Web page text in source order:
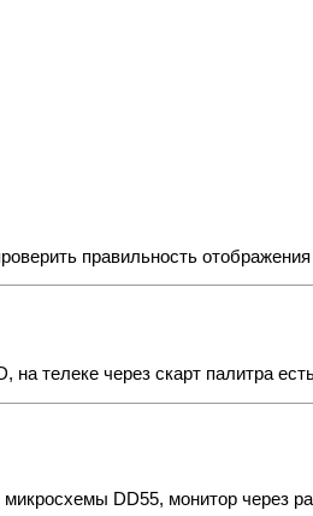
правильность
телеке через скарт палитра
DD55, монитор через